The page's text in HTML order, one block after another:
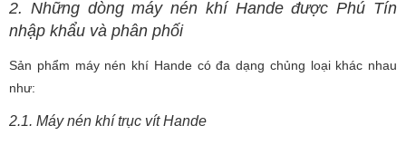
2. Những dòng máy nén khí Hande được Phú Tín
nhập khẩu và phân phối
Sản phẩm máy nén khí Hande có đa dạng chủng loại khác nhau
như:
2.1. Máy nén khí trục vít Hande